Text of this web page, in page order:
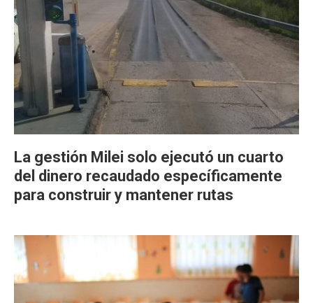
La gestión Milei solo ejecutó un cuarto
del dinero recaudado específicamente
para construir y mantener rutas